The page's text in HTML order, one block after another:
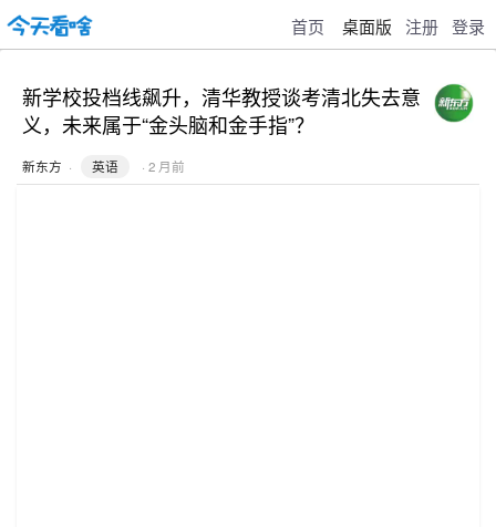
首页 桌面版 注册 登录
新学校投档线飙升，清华教授谈考清北失去意
义，未来属于“金头脑和金手指”？
新东方 · 英语 · 2 月前